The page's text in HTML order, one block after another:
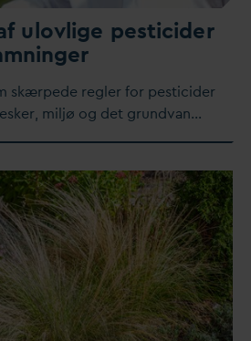
ulovlige pesticider
skærpede regler for pesticider
miljø og det grundvan…